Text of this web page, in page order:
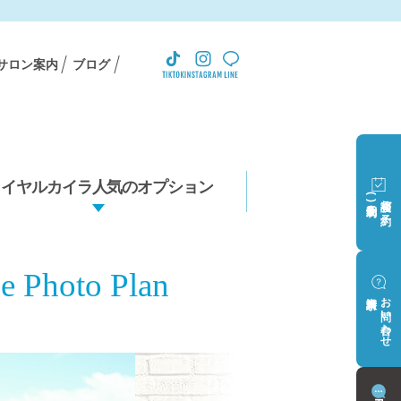
ロン案内 ブログ
ヤルカイラ人気のオプション
Photo Plan
相談会ご予約
(完全予約制)
お問い合わせ